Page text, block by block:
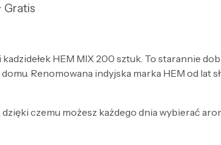
Gratis
HEM MIX 200 sztuk. To starannie
Renomowana indyjska marka HEM od lat
czemu możesz każdego dnia wybierać